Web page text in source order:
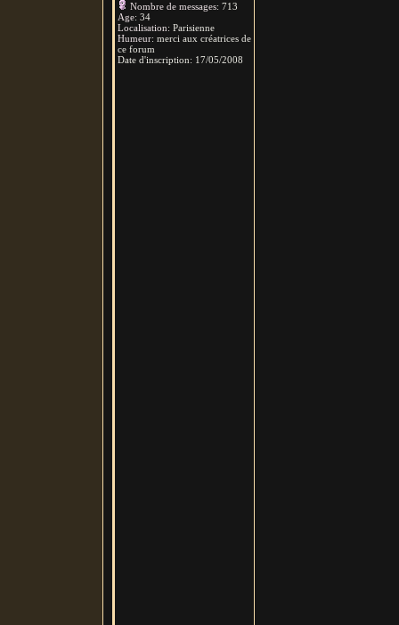
Nombre de messages: 713
Age: 34
Localisation: Parisienne
Humeur: merci aux créatrices de
ce forum
Date d'inscription: 17/05/2008